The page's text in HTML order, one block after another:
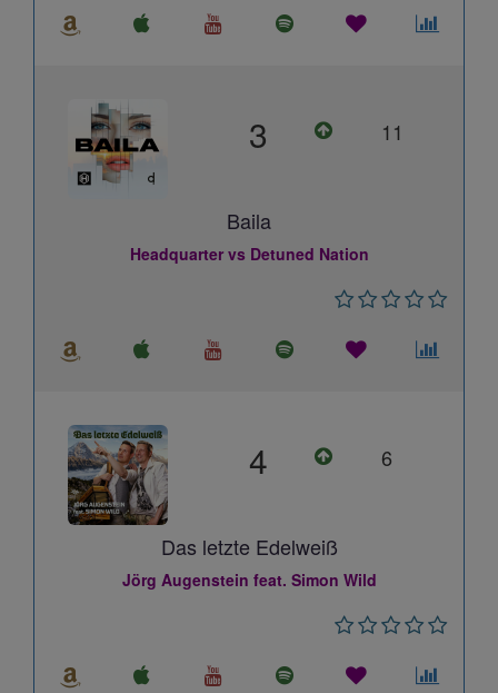
3 11
Baila
Headquarter vs Detuned Nation
4 6
Das letzte Edelweiß
Jörg Augenstein feat. Simon Wild